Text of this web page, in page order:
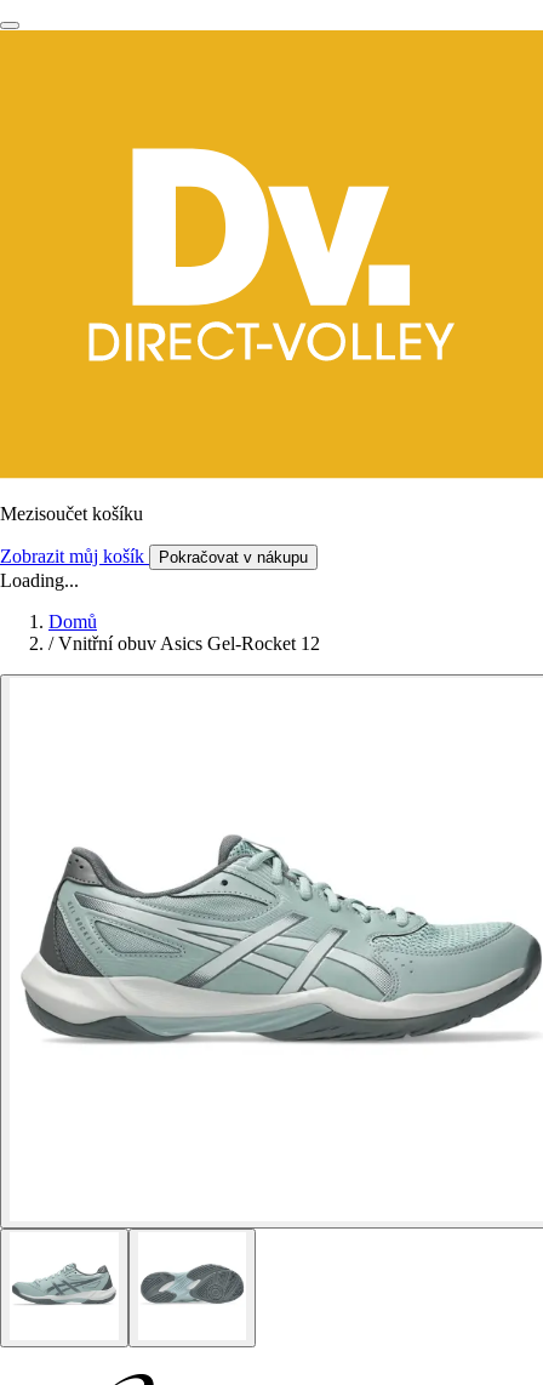
Mezisoučet košíku
Zobrazit můj košík Pokračovat v nákupu
Loading...
Domů
/ Vnitřní obuv Asics Gel-Rocket 12